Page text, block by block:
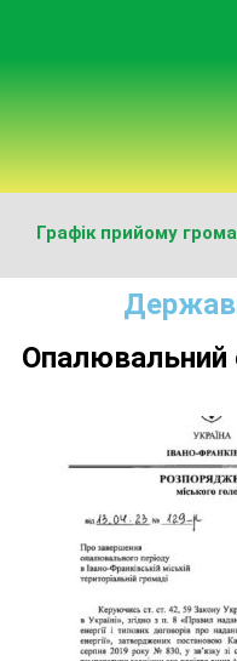
Графік прийому
Опалювальний